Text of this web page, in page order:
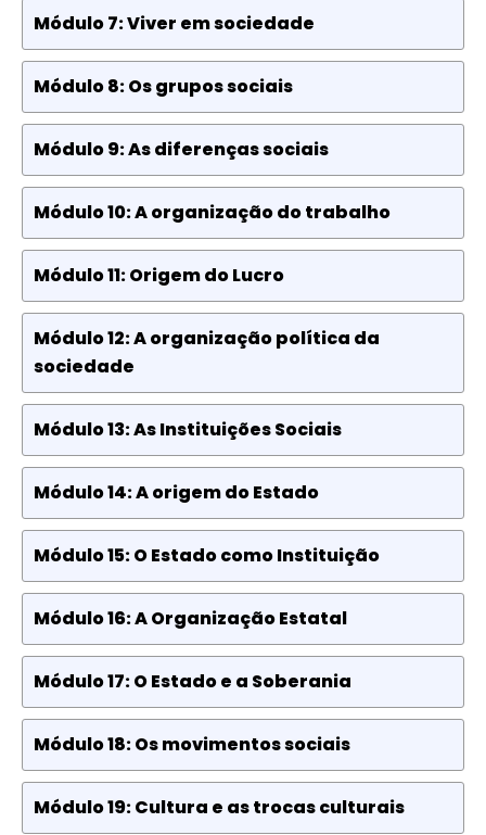
Módulo 7: Viver em sociedade
Módulo 8: Os grupos sociais
Módulo 9: As diferenças sociais
Módulo 10: A organização do trabalho
Módulo 11: Origem do Lucro
Módulo 12: A organização política da
sociedade
Módulo 13: As Instituições Sociais
Módulo 14: A origem do Estado
Módulo 15: O Estado como Instituição
Módulo 16: A Organização Estatal
Módulo 17: O Estado e a Soberania
Módulo 18: Os movimentos sociais
Módulo 19: Cultura e as trocas culturais